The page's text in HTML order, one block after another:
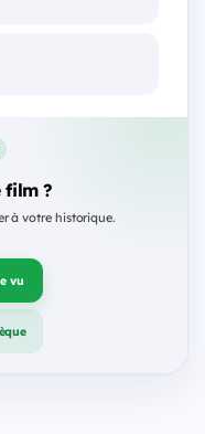
film ?
à votre historique.
vu